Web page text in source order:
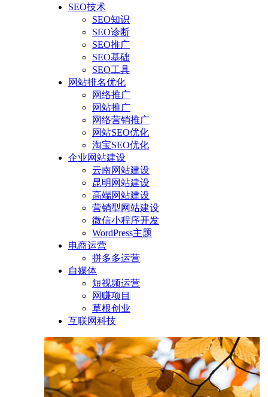
SEO技术
SEO知识
SEO诊断
SEO推广
SEO基础
SEO工具
网站排名优化
网络推广
网站推广
网络营销推广
网站SEO优化
淘宝SEO优化
企业网站建设
云南网站建设
昆明网站建设
高端网站建设
营销型网站建设
微信小程序开发
WordPress主题
电商运营
拼多多运营
自媒体
短视频运营
网赚项目
草根创业
互联网科技